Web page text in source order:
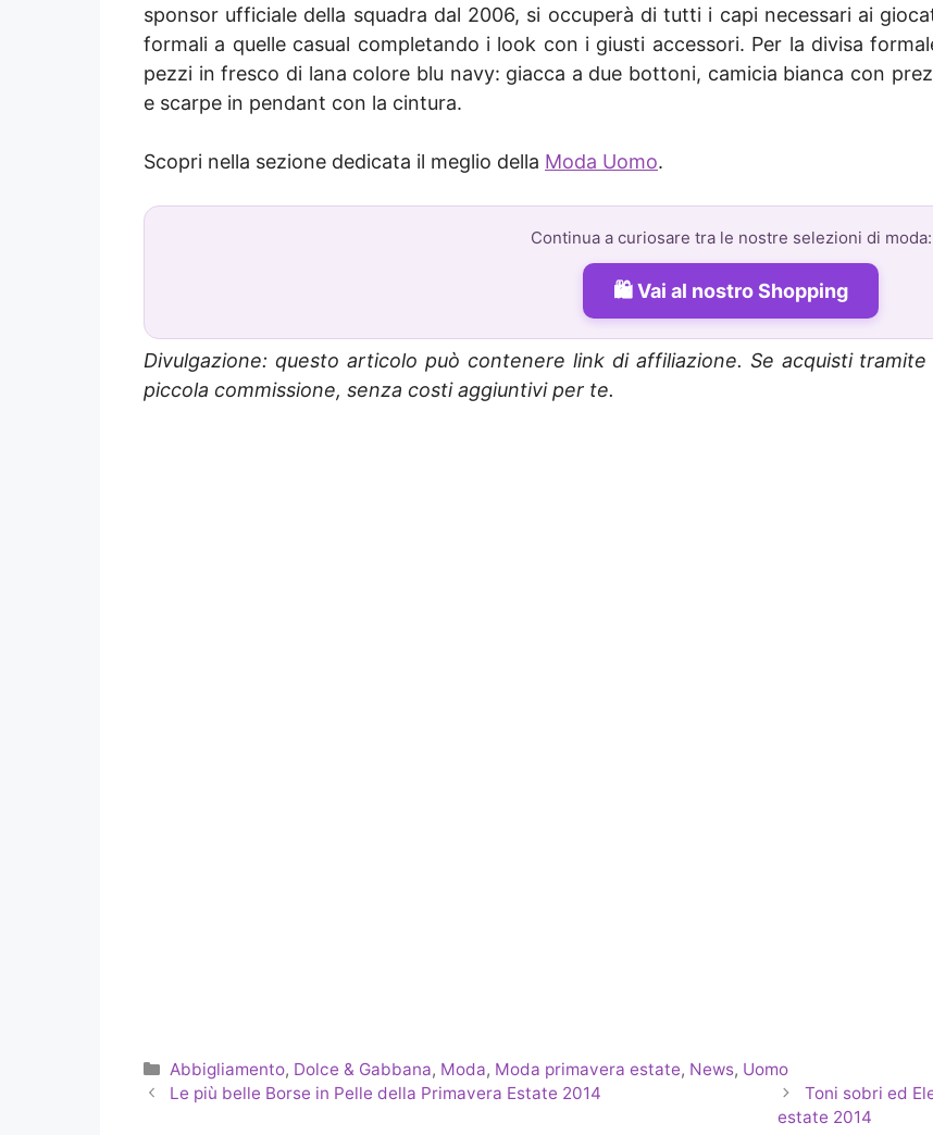
sponsor ufficiale della squadra dal 2006, si occuperà di tutti i capi necessari ai
formali a quelle casual completando i look con i giusti accessori. Per la divisa
pezzi in fresco di lana colore blu navy: giacca a due bottoni, camicia bianca con
e scarpe in pendant con la cintura.
Scopri nella sezione dedicata il meglio della Moda Uomo.
Continua a curiosare tra le nostre selezioni di moda:
Vai al nostro Shopping
Divulgazione: questo articolo può contenere link di affiliazione. Se acquisti
piccola commissione, senza costi aggiuntivi per te.
Categorie
Abbigliamento, Dolce & Gabbana, Moda, Moda primavera estate, News, Uomo
Le più belle Borse in Pelle della Primavera Estate 2014
Toni sobri ed
estate 2014